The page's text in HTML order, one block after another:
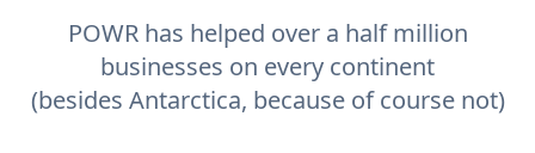
POWR has helped over a half million
businesses on every continent
(besides Antarctica, because of course not)